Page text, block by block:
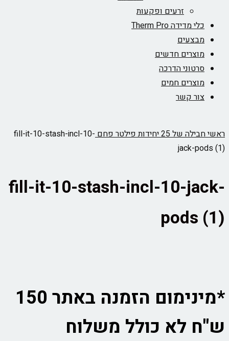
זרעים ופקעות
כלי מדידה Therm Pro
מבצעים
מוצרים חדשים
סרטוני הדרכה
מוצרים חמים
צור קשר
ראשיחבילה של 25 יחידות פילטר פחם
fill-it-10-stash-incl-10-
jack-pods (1)
fill-it-10-stash-incl-10-jack-
pods (1)
*מינימום הזמנה באתר 150
ש"ח לא כולל משלוח